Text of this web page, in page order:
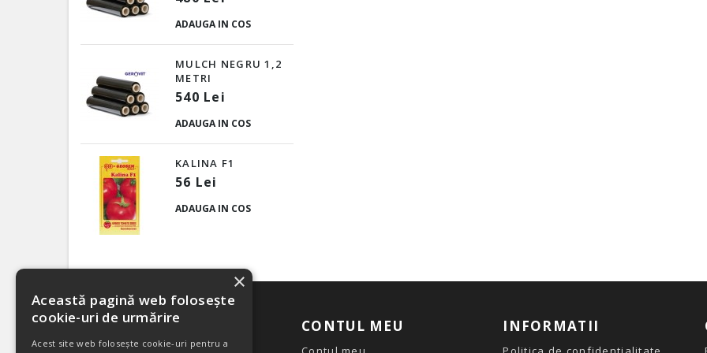
ADAUGA IN COS
MULCH NEGRU 1,2
METRI
540 Lei
ADAUGA IN COS
KALINA F1
56 Lei
ADAUGA IN COS
CATEGORII CONTUL MEU INFORMATII
Această pagină web folosește
cookie-uri de urmărire
Acest site web folosește cookie-uri pentru a
×